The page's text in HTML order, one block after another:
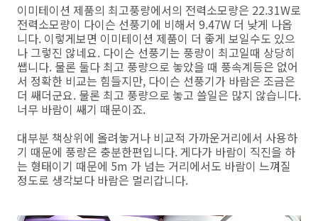
이미테이션 제품의 최고풍량에서의 전력소모량은 22.31W로
전력소모량이 다이슨 선풍기에 비해서 9.47W 더 낮게 나옵
니다. 이렇게보면 이미테이션 제품이 더 좋게 보일수도 있으
나 그렇진 않네요. 다이슨 선풍기는 풍량이 최고일때 상당히
쌥니다. 물론 둘다 최고 풍량으로 놓았을 때 풍속계등은 없어
서 정확한 비교는 힘들지만, 다이슨 선풍기가 바람은 조금은
더 쌔더군요. 물론 최고 풍량으로 놓고 쓸일은 많지 않습니다.
너무 바람이 쌔기 때문이죠.
대부분 책상위에 올려놓거나 비교적 가까운거리에서 사용하
기 때문에 풍량은 충분한편입니다. 게다가 바람이 직진을 하
는 형태이기 때문에 5m 가 넘는 거리에서도 바람이 느껴질
정도로 생각보다 바람은 멀리갑니다.